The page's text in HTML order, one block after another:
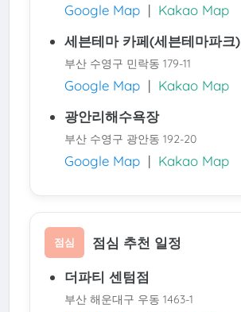
Google Map| Kakao Map
세븐테마 카페(세븐테마파크)
부산 수영구 민락동 179-11
Google Map| Kakao Map
광안리해수욕장
부산 수영구 광안동 192-20
Google Map| Kakao Map
점심 점심 추천 일정
더파티 센텀점
부산 해운대구 우동 1463-1